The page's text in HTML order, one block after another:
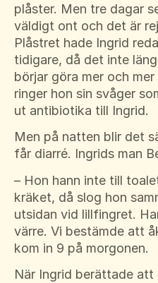
Testamente
Beställ material
plåster. Men tre dagar
väldigt ont och det är
Plåstret hade Ingrid
tidigare, då det inte
börjar göra mer och
ringer hon sin svåger
ut antibiotika till Ingrid.
Men på natten blir det
får diarré. Ingrids man
– Hon hann inte till
kräket, då slog hon
utsidan vid lillfingret.
värre. Vi bestämde att
kom in 9 på morgonen.
När Ingrid berättade att